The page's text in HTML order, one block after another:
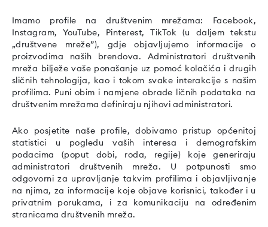
Imamo profile na društvenim mrežama: Facebook,
Instagram, YouTube, Pinterest, TikTok (u daljem tekstu
„društvene mreže”), gdje objavljujemo informacije o
proizvodima naših brendova. Administratori društvenih
mreža bilježe vaše ponašanje uz pomoć kolačića i drugih
sličnih tehnologija, kao i tokom svake interakcije s našim
profilima. Puni obim i namjene obrade ličnih podataka na
društvenim mrežama definiraju njihovi administratori.
Ako posjetite naše profile, dobivamo pristup općenitoj
statistici u pogledu vaših interesa i demografskim
podacima (poput dobi, roda, regije) koje generiraju
administratori društvenih mreža. U potpunosti smo
odgovorni za upravljanje takvim profilima i objavljivanje
na njima, za informacije koje objave korisnici, također i u
privatnim porukama, i za komunikaciju na određenim
stranicama društvenih mreža.